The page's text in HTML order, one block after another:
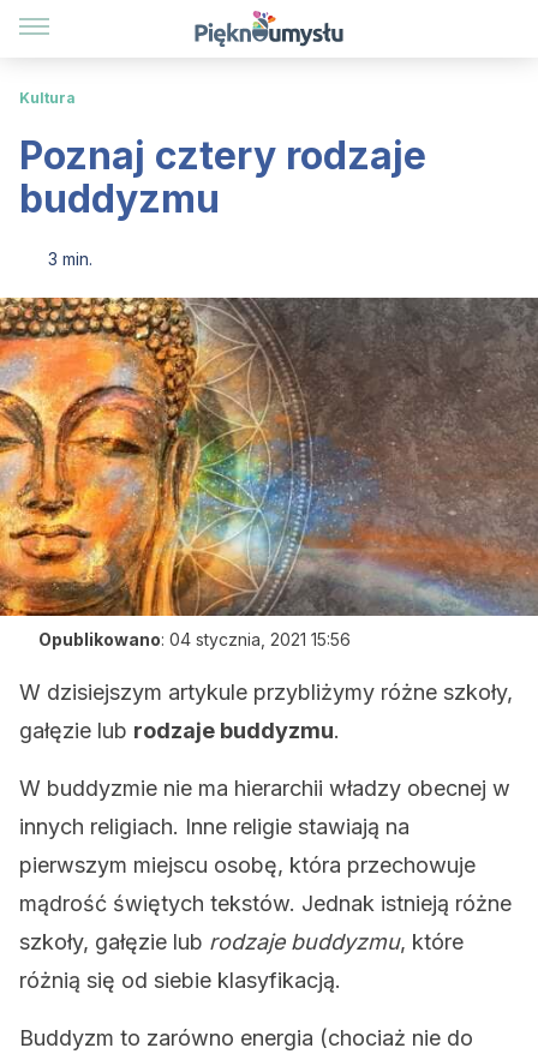
Kultura
Poznaj cztery rodzaje
buddyzmu
3 min.
Opublikowano: 04 stycznia, 2021 15:56
W dzisiejszym artykule przybliżymy różne szkoły,
gałęzie lub rodzaje buddyzmu.
W buddyzmie nie ma hierarchii władzy obecnej w
innych religiach. Inne religie stawiają na
pierwszym miejscu osobę, która przechowuje
mądrość świętych tekstów. Jednak istnieją różne
szkoły, gałęzie lub rodzaje buddyzmu, które
różnią się od siebie klasyfikacją.
Buddyzm to zarówno energia (chociaż nie do